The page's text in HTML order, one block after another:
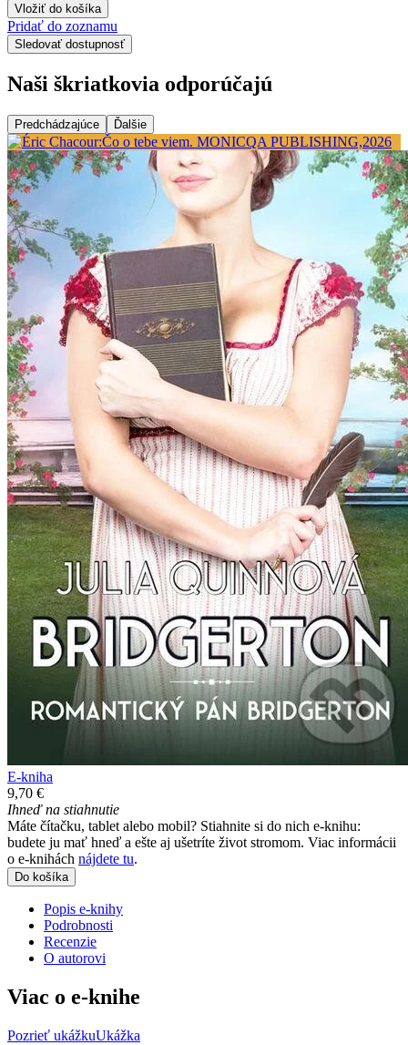
Vložiť do košíka
Pridať do zoznamu
Sledovať dostupnosť
Naši škriatkovia odporúčajú
Predchádzajúce Ďalšie
E-kniha
9,70 €
Ihneď na stiahnutie
Máte čítačku, tablet alebo mobil? Stiahnite si do nich e-knihu:
budete ju mať hneď a ešte aj ušetríte život stromom. Viac informácii
o e-knihách nájdete tu.
Do košíka
Popis e-knihy
Podrobnosti
Recenzie
O autorovi
Viac o e-knihe
Pozrieť ukážkuUkážka